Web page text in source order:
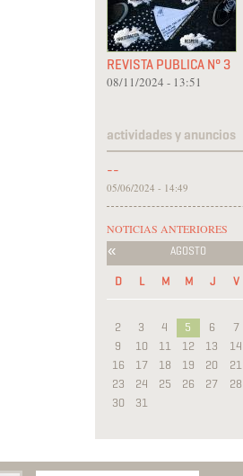
REVISTA PUBLICA N° 3
08/11/2024 - 13:51
actividades y anuncios
--
05/06/2024 - 14:49
NOTICIAS ANTERIORES
« AGOSTO
D L M M J V
2
3 4 5 6 7
9
10 11 12 13 14
16
17 18 19 20 21
23
24 25 26 27 28
30
31